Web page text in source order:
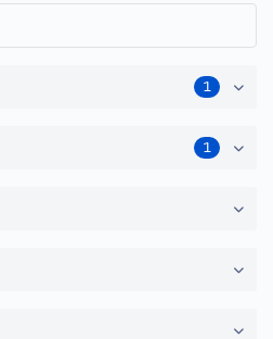
1
1